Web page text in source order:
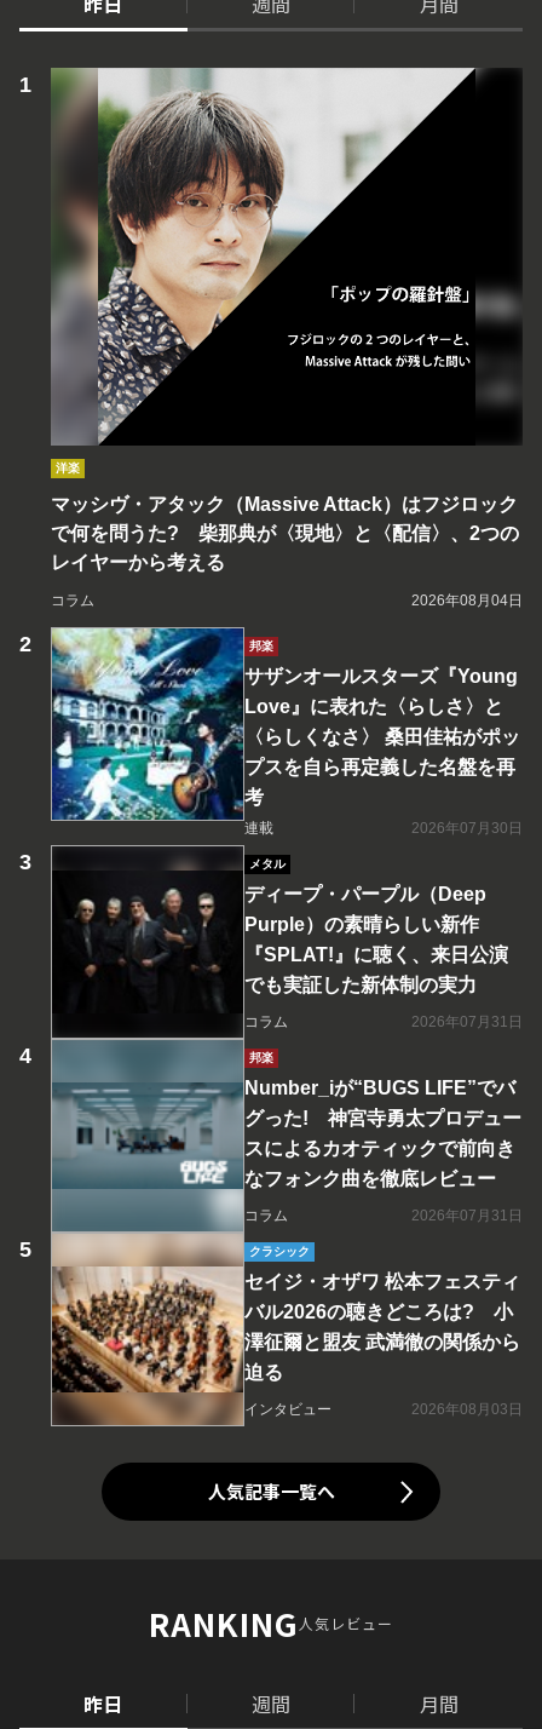
洋楽
マッシヴ・アタック（Massive Attack）はフジロック
で何を問うた? 柴那典が〈現地〉と〈配信〉、2つの
レイヤーから考える
コラム 2026年08月04日
邦楽
サザンオールスターズ『Young
Love』に表れた〈らしさ〉と
〈らしくなさ〉 桑田佳祐がポッ
プスを自ら再定義した名盤を再
考
連載 2026年07月30日
メタル
ディープ・パープル（Deep
Purple）の素晴らしい新作
『SPLAT!』に聴く、来日公演
でも実証した新体制の実力
コラム 2026年07月31日
邦楽
Number_iが“BUGS LIFE”でバ
グった! 神宮寺勇太プロデュー
スによるカオティックで前向き
なフォンク曲を徹底レビュー
コラム 2026年07月31日
クラシック
セイジ・オザワ 松本フェスティ
バル2026の聴きどころは? 小
澤征爾と盟友 武満徹の関係から
迫る
インタビュー 2026年08月03日
人気記事一覧へ
RANKING人気レビュー
昨日 週間 月間